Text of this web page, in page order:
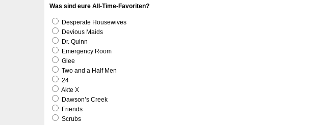
Was sind eure All-Time-Favoriten?
Desperate Housewives
Devious Maids
Dr. Quinn
Emergency Room
Glee
Two and a Half Men
24
Akte X
Dawson’s Creek
Friends
Scrubs